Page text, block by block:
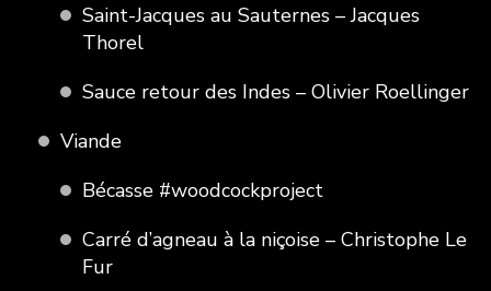
Saint-Jacques au Sauternes – Jacques
Thorel
Sauce retour des Indes – Olivier Roellinger
Viande
Bécasse #woodcockproject
Carré d’agneau à la niçoise – Christophe Le
Fur